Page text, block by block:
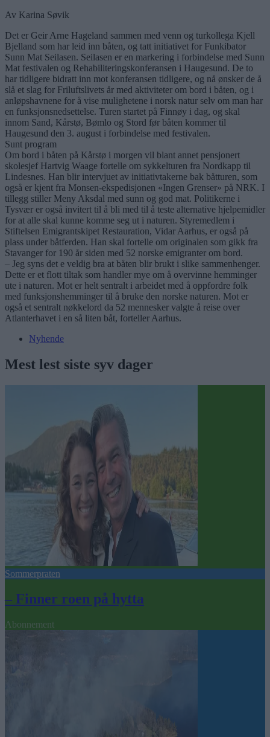
Av Karina Søvik
Det er Geir Arne Hageland sammen med venn og turkollega Kjell
Bjelland som har leid inn båten, og tatt initiativet for Funkibator
Sunn Mat Seilasen. Seilasen er en markering i forbindelse med Sunn
Mat festivalen og Rehabiliteringskonferansen i Haugesund. De to
har tidligere bidratt inn mot konferansen tidligere, og nå ønsker de å
slå et slag for Friluftslivets år med aktiviteter om bord i båten, og i
anløpshavnene for å vise mulighetene i norsk natur selv om man har
en funksjonsnedsettelse. Turen startet på Finnøy i dag, og skal
innom Sand, Kårstø, Bømlo og Stord før båten kommer til
Haugesund den 3. august i forbindelse med festivalen.
Sunt program
Om bord i båten på Kårstø i morgen vil blant annet pensjonert
skolesjef Hartvig Waage fortelle om sykkelturen fra Nordkapp til
Lindesnes. Han blir intervjuet av initiativtakerne bak båtturen, som
også er kjent fra Monsen-ekspedisjonen «Ingen Grenser» på NRK. I
tillegg stiller Meny Aksdal med sunn og god mat. Politikerne i
Tysvær er også invitert til å bli med til å teste alternative hjelpemidler
for at alle skal kunne komme seg ut i naturen. Styremedlem i
Stiftelsen Emigrantskipet Restauration, Vidar Aarhus, er også på
plass under båtferden. Han skal fortelle om originalen som gikk fra
Stavanger for 190 år siden med 52 norske emigranter om bord.
– Jeg syns det e veldig bra at båten blir brukt i slike sammenhenger.
Dette er et flott tiltak som handler mye om å overvinne hemminger
ute i naturen. Mot er helt sentralt i arbeidet med å oppfordre folk
med funksjonshemminger til å bruke den norske naturen. Mot er
også et sentralt nøkkelord da 52 mennesker valgte å reise over
Atlanterhavet i en så liten båt, forteller Aarhus.
Nyhende
Mest lest siste syv dager
Sommerpraten
– Finner roen på hytta
Abonnement